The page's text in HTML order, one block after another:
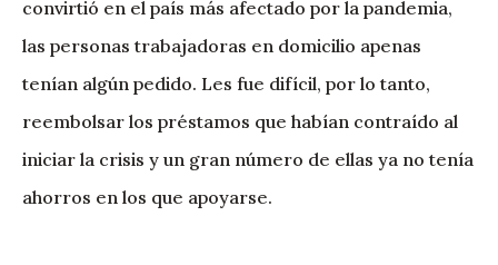
convirtió en el país más afectado por la pandemia,
las personas trabajadoras en domicilio apenas
tenían algún pedido. Les fue difícil, por lo tanto,
reembolsar los préstamos que habían contraído al
iniciar la crisis y un gran número de ellas ya no tenía
ahorros en los que apoyarse.